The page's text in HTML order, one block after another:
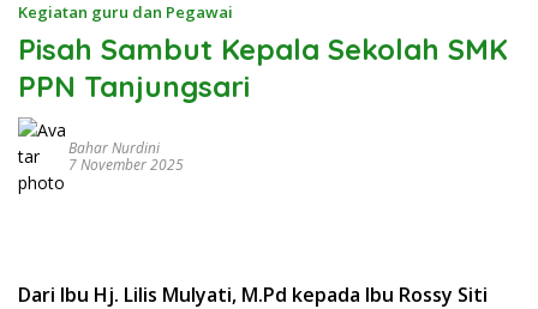
Kegiatan guru dan Pegawai
Pisah Sambut Kepala Sekolah SMK
PPN Tanjungsari
Bahar Nurdini
7 November 2025
Dari Ibu Hj. Lilis Mulyati, M.Pd kepada Ibu Rossy Siti